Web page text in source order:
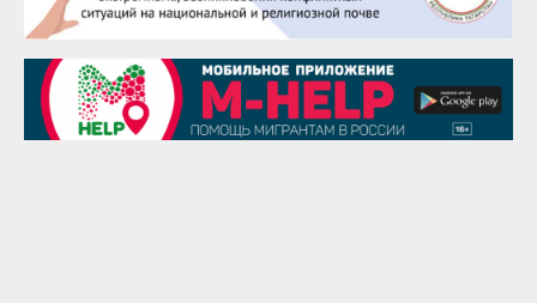
28 августа
Чингиз Мустафаев
29 августа
Надежда Рослова